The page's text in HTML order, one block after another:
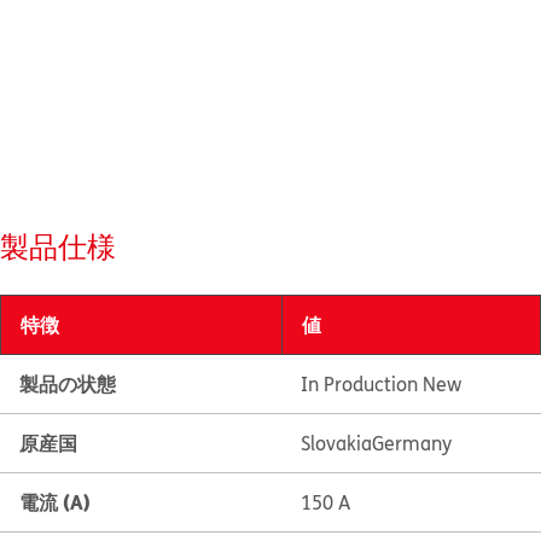
製品仕様
特徴 値
製品の状態 In Production New
原産国 SlovakiaGermany
電流 (A) 150 A